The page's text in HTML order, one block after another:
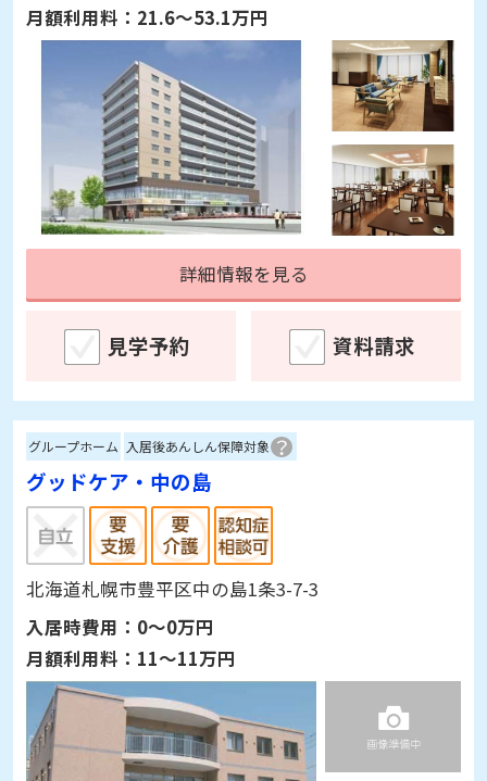
月額利用料： 21.6～53.1万円
詳細情報を見る
見学予約 資料請求
グループホーム 入居後あんしん保障対象
グッドケア・中の島
北海道札幌市豊平区中の島1条3-7-3
入居時費用： 0～0万円
月額利用料： 11～11万円